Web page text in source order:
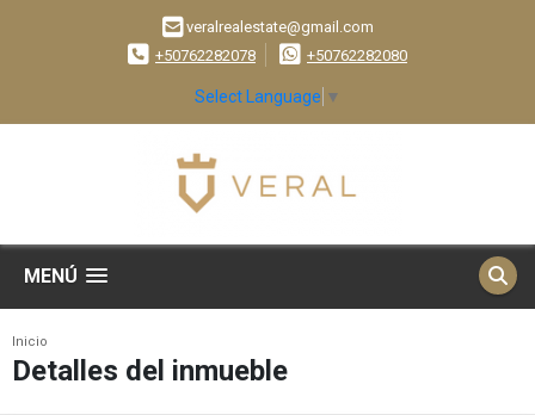
veralrealestate@gmail.com
+50762282078
+50762282080
Select Language ▼
MENÚ
Inicio
Detalles del inmueble